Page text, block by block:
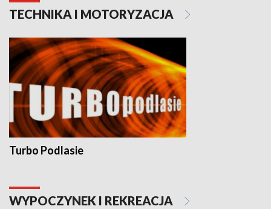
TECHNIKA I MOTORYZACJA
Turbo Podlasie
WYPOCZYNEK I REKREACJA